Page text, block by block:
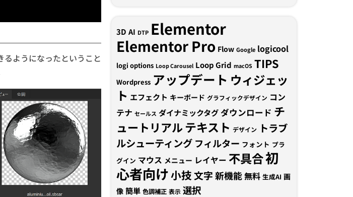
るようになったということ
3D AI DTP Elementor
Elementor Pro Flow Google logicool
logi options Loop Carousel Loop Grid macOS TIPS
Wordpress アップデート ウィジェッ
ト エフェクト キーボード グラフィックデザイン コン
テナ セールス ダイナミックタグダウンロード チ
ュートリアルテキスト デザイン トラブ
ルシューティング フィルター フォント プラ
グイン マウス メニュー レイヤー 不具合初
心者向け小技文字 新機能無料 生成AI 画
像 簡単 色調補正 表示 選択